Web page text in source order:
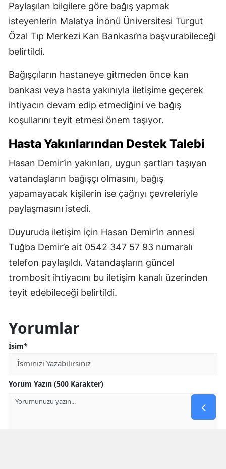
Paylaşılan bilgilere göre bağış yapmak
isteyenlerin Malatya İnönü Üniversitesi Turgut
Özal Tıp Merkezi Kan Bankası’na başvurabileceği
belirtildi.
Bağışçıların hastaneye gitmeden önce kan
bankası veya hasta yakınıyla iletişime geçerek
ihtiyacın devam edip etmediğini ve bağış
koşullarını teyit etmesi önem taşıyor.
Hasta Yakınlarından Destek Talebi
Hasan Demir’in yakınları, uygun şartları taşıyan
vatandaşların bağışçı olmasını, bağış
yapamayacak kişilerin ise çağrıyı çevreleriyle
paylaşmasını istedi.
Duyuruda iletişim için Hasan Demir’in annesi
Tuğba Demir’e ait 0542 347 57 93 numaralı
telefon paylaşıldı. Vatandaşların güncel
trombosit ihtiyacını bu iletişim kanalı üzerinden
teyit edebileceği belirtildi.
Yorumlar
İsim*
Yorum Yazın (500 Karakter)